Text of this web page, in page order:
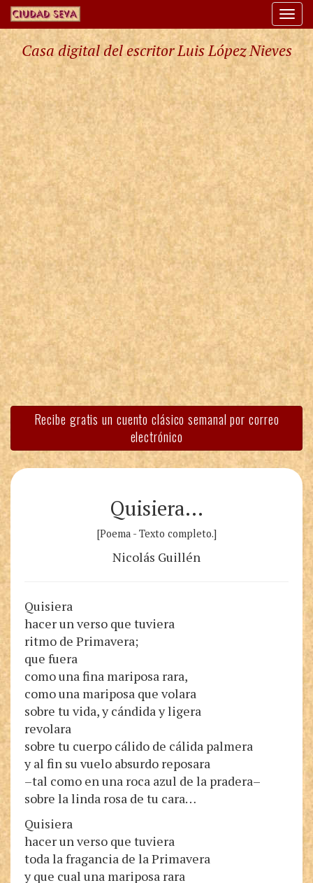
Casa digital del escritor Luis López Nieves
Recibe gratis un cuento clásico semanal por correo
electrónico
Quisiera…
[Poema - Texto completo.]
Nicolás Guillén
Quisiera
hacer un verso que tuviera
ritmo de Primavera;
que fuera
como una fina mariposa rara,
como una mariposa que volara
sobre tu vida, y cándida y ligera
revolara
sobre tu cuerpo cálido de cálida palmera
y al fin su vuelo absurdo reposara
–tal como en una roca azul de la pradera–
sobre la linda rosa de tu cara…
Quisiera
hacer un verso que tuviera
toda la fragancia de la Primavera
y que cual una mariposa rara